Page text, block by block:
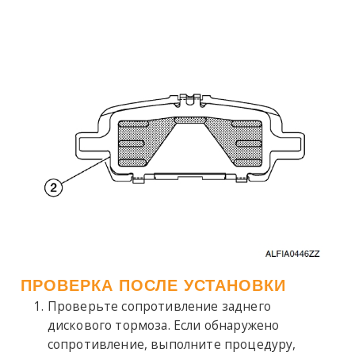
ПРОВЕРКА ПОСЛЕ УСТАНОВКИ
Проверьте сопротивление заднего
дискового тормоза. Если обнаружено
сопротивление, выполните процедуру,